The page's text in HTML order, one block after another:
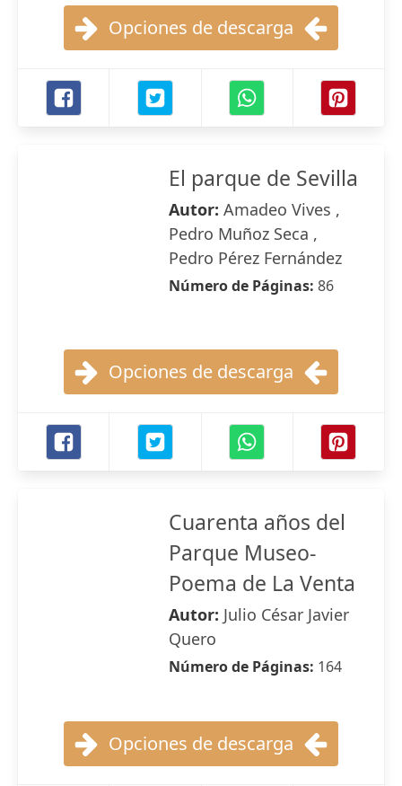
Opciones de descarga
El parque de Sevilla
Autor: Amadeo Vives ,
Pedro Muñoz Seca ,
Pedro Pérez Fernández
Número de Páginas: 86
Opciones de descarga
Cuarenta años del
Parque Museo-
Poema de La Venta
Autor: Julio César Javier
Quero
Número de Páginas: 164
Opciones de descarga